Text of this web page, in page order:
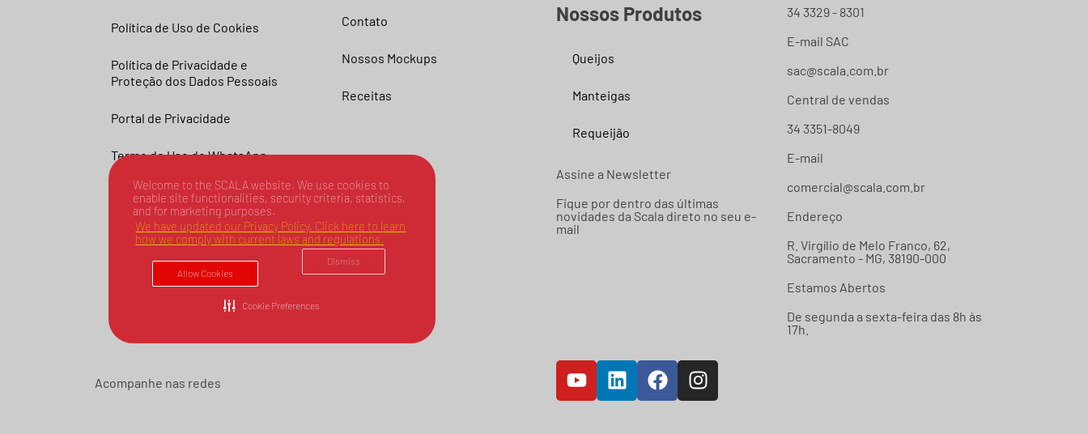
Welcome to the SCALA website. We use cookies to
enable site functionalities, security criteria, statistics,
and for marketing purposes.
We have updated our Privacy Policy. Click here to learn
how we comply with current laws and regulations.
Allow Cookies
Dismiss
Cookie Preferences
Política de Uso de Cookies
Política de Privacidade e
Proteção dos Dados Pessoais
Portal de Privacidade
Termo de Uso do WhatsApp –
SCALA
Contato
Nossos Mockups
Receitas
Nossos Produtos
Queijos
Manteigas
Requeijão
Assine a Newsletter
Fique por dentro das últimas
novidades da Scala direto no seu e-
mail
34 3329 - 8301
E-mail SAC
sac@scala.com.br
Central de vendas
34 3351-8049
E-mail
comercial@scala.com.br
Endereço
R. Virgílio de Melo Franco, 62,
Sacramento - MG, 38190-000
Estamos Abertos
De segunda a sexta-feira das 8h às
17h.
Acompanhe nas redes